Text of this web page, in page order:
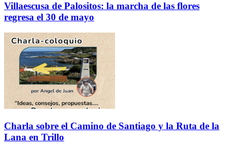
Villaescusa de Palositos: la marcha de las flores
regresa el 30 de mayo
Charla sobre el Camino de Santiago y la Ruta de la
Lana en Trillo